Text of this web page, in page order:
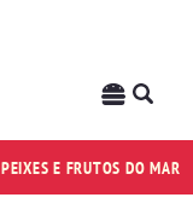
PEIXES E FRUTOS DO MAR